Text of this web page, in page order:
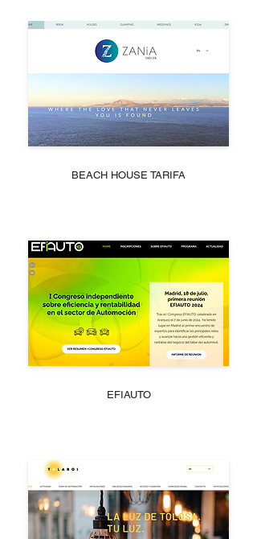
BEACH HOUSE TARIFA
EFIAUTO